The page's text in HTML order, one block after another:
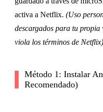
activa a Netflix. (Uso
descargados para tu
viola los términos de
Método 1: Instalar
Recomendado)